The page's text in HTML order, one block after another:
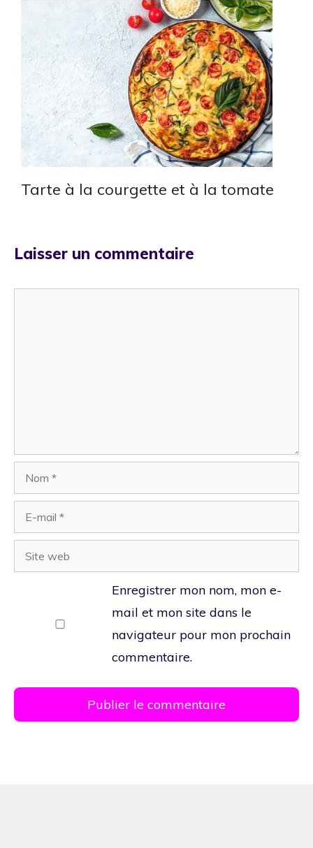
Tarte à la courgette et à la tomate
Laisser un commentaire
Nom
mail
Site
web
Enregistrer mon nom, mon e-
mail et mon site dans le
navigateur pour mon prochain
commentaire.